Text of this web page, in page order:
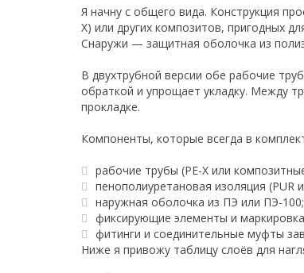
Я начну с общего вида. Конструкция
X) или других композитов, пригодных
Снаружи — защитная оболочка из
В двухтрубной версии обе рабочие
обраткой и упрощает укладку. Между
прокладке.
Компоненты, которые всегда в
рабочие трубы (PE-X или
пенополиуретановая изоляция (PUR
наружная оболочка из ПЭ или ПЭ-100;
фиксирующие элементы и
фитинги и соединительные муфты
Ниже я привожу таблицу слоёв для